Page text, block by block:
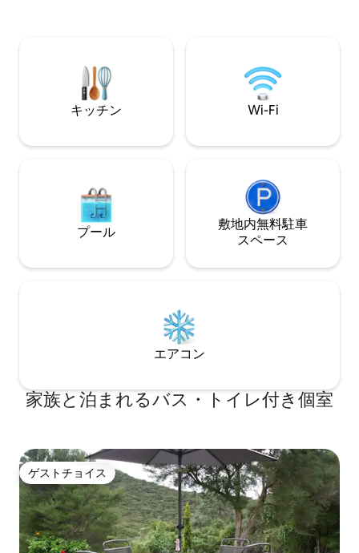
えたキッチン。 本、DVD、ボードゲーム
がたくさんあります。 専用車道と玄関。
～2名様に適して
キッチン Wi-Fi
プール
敷地内無料駐⁠車
ス⁠ペ⁠ー⁠ス
エアコン
家族と泊まれるバス・トイレ付き個室
ゲストチョイス
ゲストチョイス